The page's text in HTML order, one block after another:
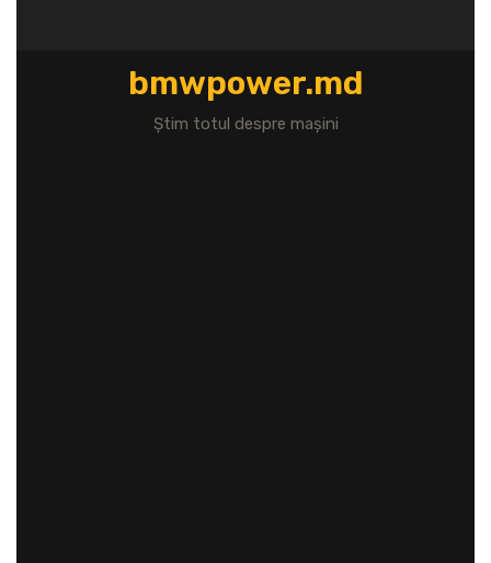
bmwpower.md
Știm totul despre mașini